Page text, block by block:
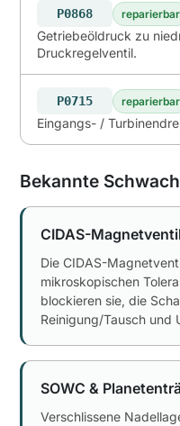
P0868
Getriebeöldruck zu
Druckregelventil.
reparierbar
P0715
Eingangs- /
reparierbar
Bekannte
CIDAS-
Die CIDAS-
mikroskopischen
blockieren sie, die
Reinigung/Tausch und
SOWC &
Verschlissene